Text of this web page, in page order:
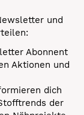
und
Abonnent
Aktionen und
dich
der